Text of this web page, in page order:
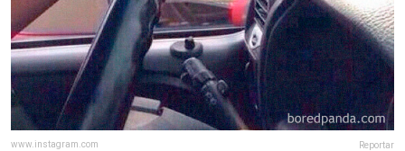
www.instagram.com Reportar